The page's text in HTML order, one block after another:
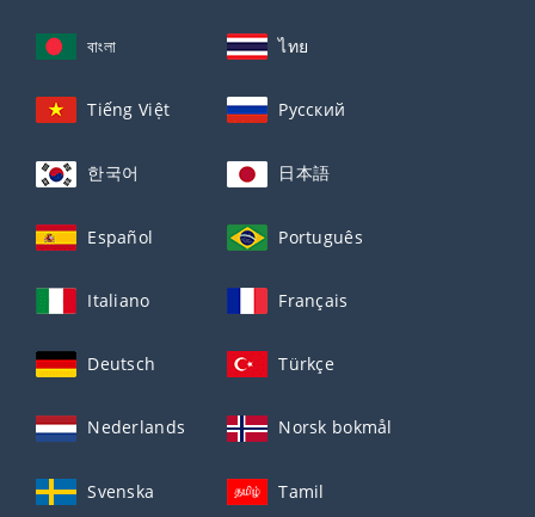
বাংলা ไทย
Tiếng Việt Русский
한국어 日本語
Español Português
Italiano Français
Deutsch Türkçe
Nederlands Norsk bokmål
Svenska Tamil